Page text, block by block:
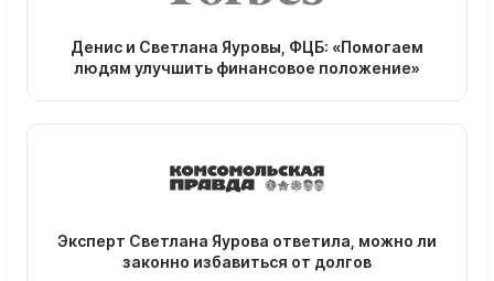
Денис и Светлана Яуровы, ФЦБ: «Помогаем
людям улучшить финансовое положение»
Эксперт Светлана Яурова ответила, можно ли
законно избавиться от долгов